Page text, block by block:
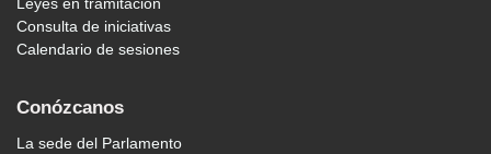
Leyes en tramitación
Consulta de iniciativas
Calendario de sesiones
Conózcanos
La sede del Parlamento